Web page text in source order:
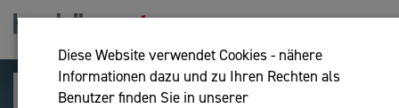
Diese Website verwendet Cookies - nähere
Informationen dazu und zu Ihren Rechten als
Benutzer finden Sie in unserer